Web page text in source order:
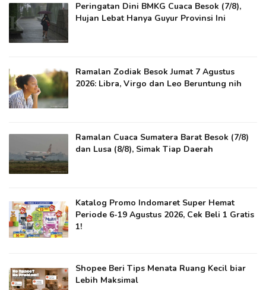
Peringatan Dini BMKG Cuaca Besok (7/8),
Hujan Lebat Hanya Guyur Provinsi Ini
Ramalan Zodiak Besok Jumat 7 Agustus
2026: Libra, Virgo dan Leo Beruntung nih
Ramalan Cuaca Sumatera Barat Besok (7/8)
dan Lusa (8/8), Simak Tiap Daerah
Katalog Promo Indomaret Super Hemat
Periode 6-19 Agustus 2026, Cek Beli 1 Gratis
1!
Shopee Beri Tips Menata Ruang Kecil biar
Lebih Maksimal